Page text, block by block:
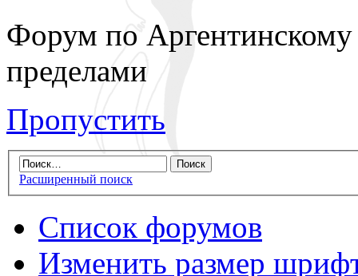
Форум по Аргентинскому
пределами
Пропустить
Расширенный поиск
Список форумов
Изменить размер